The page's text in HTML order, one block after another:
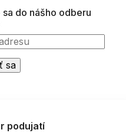
sa do nášho odberu
podujatí